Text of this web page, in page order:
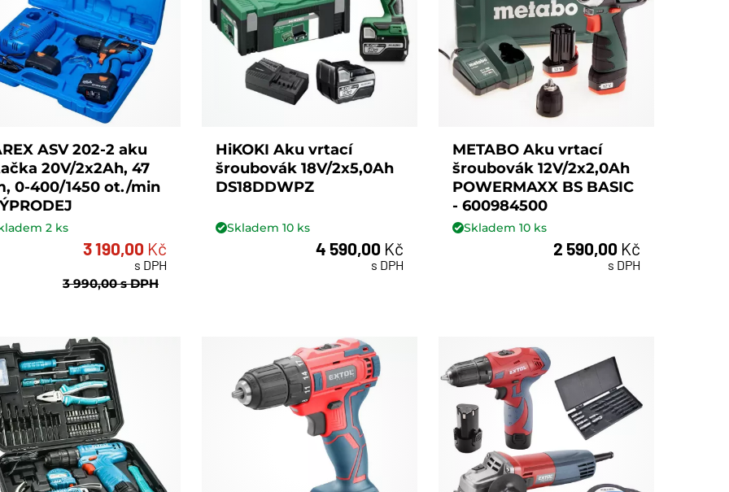
ASV 202-2 aku
20V/2x2Ah, 47
0-400/1450 ot./min
2 ks
3 190,00 Kč
s DPH
3 990,00 s DPH
HiKOKI Aku vrtací
šroubovák 18V/2x5,0Ah
DS18DDWPZ
Skladem10 ks
4 590,00 Kč
s DPH
METABO Aku vrtací
šroubovák 12V/2x2,0Ah
POWERMAXX BS BASIC
- 600984500
Skladem10 ks
2 590,00 Kč
s DPH